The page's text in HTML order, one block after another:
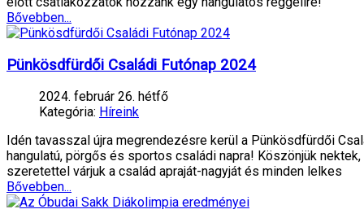
Bővebben...
Pünkösdfürdői Családi Futónap 2024
2024. február 26. hétfő
Kategória: Híreink
Idén tavasszal újra megrendezésre kerül a Pünkösdfürdői
hangulatú, pörgős és sportos családi napra! Köszönjük
szeretettel várjuk a család apraját-nagyját és minden lelkes
Bővebben...